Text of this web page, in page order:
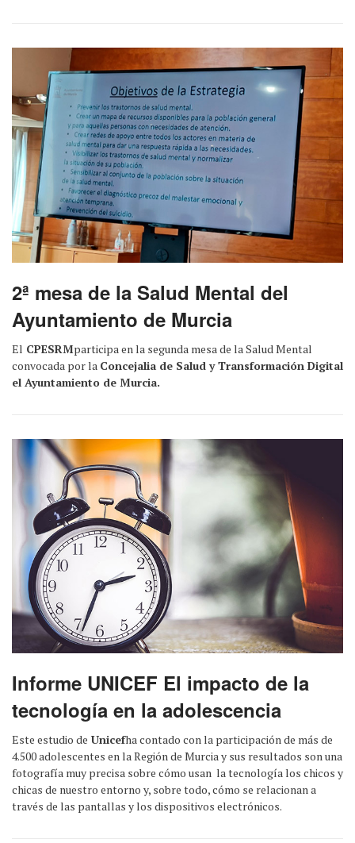
2ª mesa de la Salud Mental del
Ayuntamiento de Murcia
El CPESRMparticipa en la segunda mesa de la Salud Mental
convocada por la Concejalia de Salud y Transformación Digital
el Ayuntamiento de Murcia.
Informe UNICEF El impacto de la
tecnología en la adolescencia
Este estudio de Unicefha contado con la participación de más de
4.500 adolescentes en la Región de Murcia y sus resultados son una
fotografía muy precisa sobre cómo usan la tecnología los chicos y
chicas de nuestro entorno y, sobre todo, cómo se relacionan a
través de las pantallas y los dispositivos electrónicos.